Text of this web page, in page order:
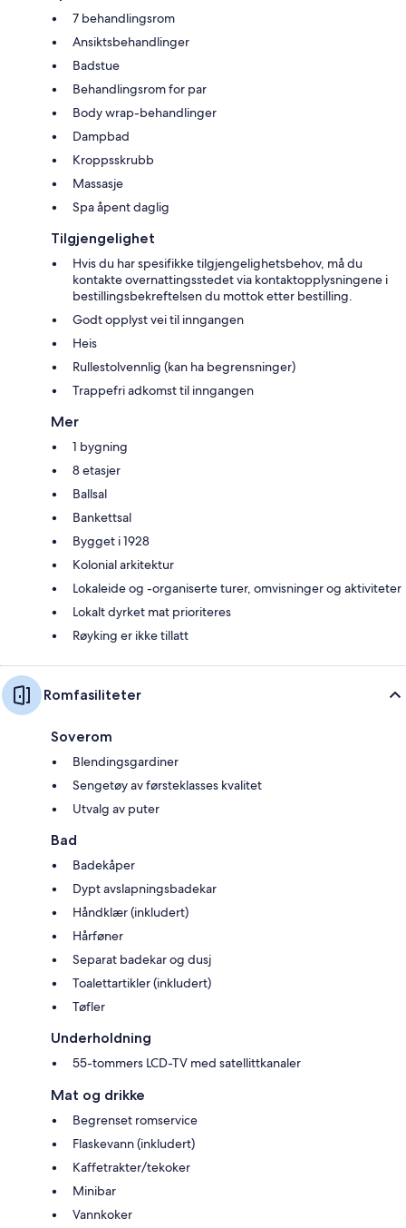
7 behandlingsrom
Ansiktsbehandlinger
Badstue
Behandlingsrom for par
Body wrap-behandlinger
Dampbad
Kroppsskrubb
Massasje
Spa åpent daglig
Tilgjengelighet
Hvis du har spesifikke tilgjengelighetsbehov, må du
kontakte overnattingsstedet via kontaktopplysningene i
bestillingsbekreftelsen du mottok etter bestilling.
Godt opplyst vei til inngangen
Heis
Rullestolvennlig (kan ha begrensninger)
Trappefri adkomst til inngangen
Mer
1 bygning
8 etasjer
Ballsal
Bankettsal
Bygget i 1928
Kolonial arkitektur
Lokaleide og -organiserte turer, omvisninger og aktiviteter
Lokalt dyrket mat prioriteres
Røyking er ikke tillatt
Romfasiliteter
Soverom
Blendingsgardiner
Sengetøy av førsteklasses kvalitet
Utvalg av puter
Bad
Badekåper
Dypt avslapningsbadekar
Håndklær (inkludert)
Hårføner
Separat badekar og dusj
Toalettartikler (inkludert)
Tøfler
Underholdning
55-tommers LCD-TV med satellittkanaler
Mat og drikke
Begrenset romservice
Flaskevann (inkludert)
Kaffetrakter/tekoker
Minibar
Vannkoker